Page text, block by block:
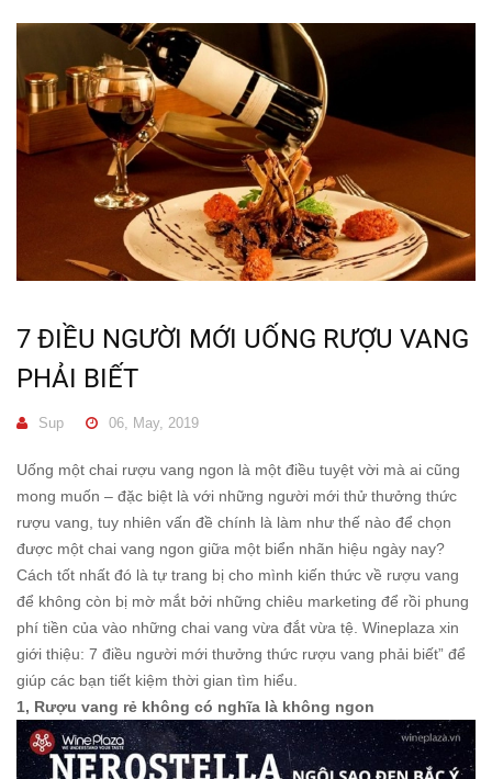
7 ĐIỀU NGƯỜI MỚI UỐNG RƯỢU VANG
PHẢI BIẾT
Sup 06, May, 2019
Uống một chai rượu vang ngon là một điều tuyệt vời mà ai cũng
mong muốn – đặc biệt là với những người mới thử thưởng thức
rượu vang, tuy nhiên vấn đề chính là làm như thế nào để chọn
được một chai vang ngon giữa một biển nhãn hiệu ngày nay?
Cách tốt nhất đó là tự trang bị cho mình kiến thức về rượu vang
để không còn bị mờ mắt bởi những chiêu marketing để rồi phung
phí tiền của vào những chai vang vừa đắt vừa tệ. Wineplaza xin
giới thiệu: 7 điều người mới thưởng thức rượu vang phải biết” để
giúp các bạn tiết kiệm thời gian tìm hiểu.
1, Rượu vang rẻ không có nghĩa là không ngon